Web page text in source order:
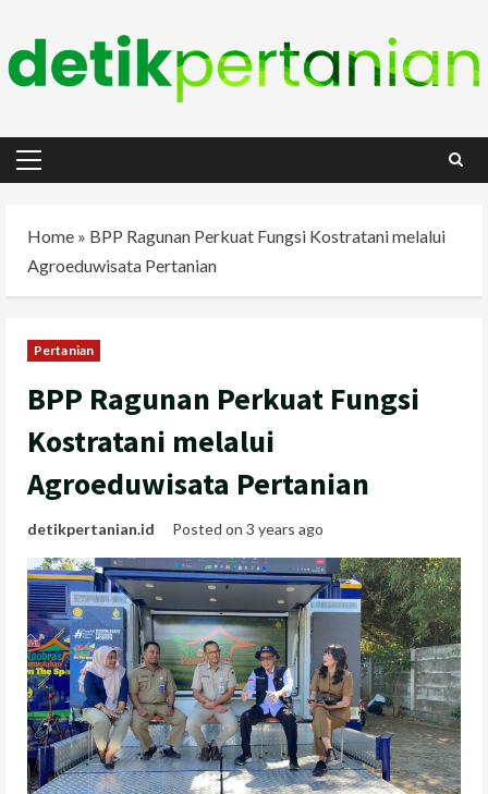
content
Primary
Home » BPP Ragunan Perkuat Fungsi Kostratani melalui
Agroeduwisata Pertanian
Pertanian
BPP Ragunan Perkuat Fungsi
Kostratani melalui
Agroeduwisata Pertanian
detikpertanian.id Posted on 3 years ago